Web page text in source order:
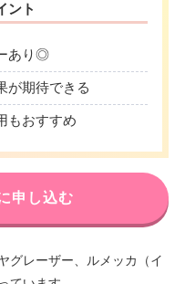
ント
あり◎
が期待できる
もおすすめ
申し込む
グレーザー、ルメッカ（イ